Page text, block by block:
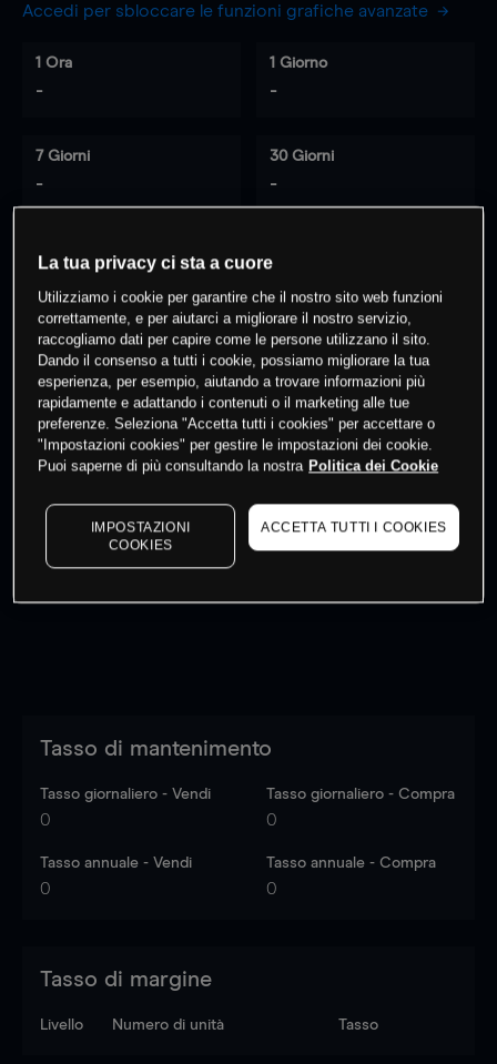
Accedi per sbloccare le funzioni grafiche avanzate
1 Ora
-
1 Giorno
-
7 Giorni
-
30 Giorni
-
% dei clienti hanno posizioni
questo prodotto
Fai trading
I prezzi sono solo indicativi. Accediper vedere gli ultimi
dati di mercato
to see latest market data
Tasso di mantenimento
Tasso giornaliero - Vendi
0
Tasso giornaliero - Compra
0
Tasso annuale - Vendi
0
Tasso annuale - Compra
0
Tasso di margine
Livello Numero di unità Tasso
La tua privacy ci sta a cuore
Utilizziamo i cookie per garantire che il nostro sito web funzioni
correttamente, e per aiutarci a migliorare il nostro servizio,
raccogliamo dati per capire come le persone utilizzano il sito.
Dando il consenso a tutti i cookie, possiamo migliorare la tua
esperienza, per esempio, aiutando a trovare informazioni più
rapidamente e adattando i contenuti o il marketing alle tue
preferenze. Seleziona "Accetta tutti i cookies" per accettare o
"Impostazioni cookies" per gestire le impostazioni dei cookie.
Puoi saperne di più consultando la nostra Politica dei Cookie
IMPOSTAZIONI
COOKIES
ACCETTA TUTTI I COOKIES